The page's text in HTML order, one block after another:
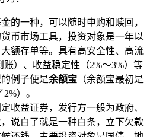
的一种，可以随时申购和赎回，
币市场工具，投资对象是一年以
额存单等。具有高安全性、高流
账）、收益稳定性（2%～3%）等
例子便是余额宝 （余额宝最初是
）。
收益证券，发行方一般为政府、
说白了就是一种白条，立下欠款